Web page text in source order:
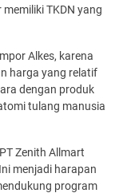
TKDN yang
Alkes, karena
harga yang relatif
dengan produk
tulang manusia
Zenith Allmart
menjadi harapan
program